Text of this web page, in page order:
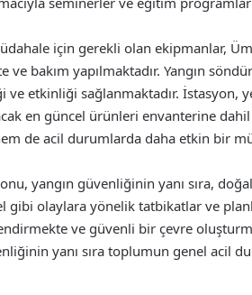
için gerekli olan ekipmanlar,
bakım yapılmaktadır. Yangın
ve etkinliği sağlanmaktadır. İstasyon,
en güncel ürünleri envanterine
de acil durumlarda daha etkin bir
yangın güvenliğinin yanı sıra,
gibi olaylara yönelik tatbikatlar ve
ve güvenli bir çevre
yanı sıra toplumun genel acil